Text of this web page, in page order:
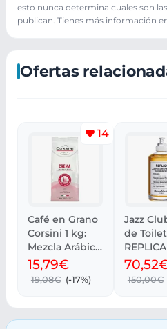
esto nunca determina cuales son las
publican. Tienes más información
Ofertas
14
Café en Grano
Corsini 1 kg:
Mezcla Arábica
y Robusta
15,79€
19,08€ (-17%)
Jazz
de
REPLICA
150,00€